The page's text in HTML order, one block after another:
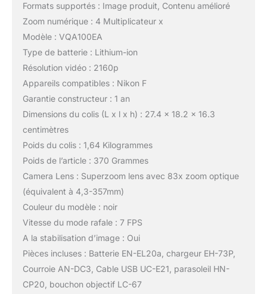
Formats supportés : Image produit, Contenu amélioré
Zoom numérique : 4 Multiplicateur x
Modèle : VQA100EA
Type de batterie : Lithium-ion
Résolution vidéo : 2160p
Appareils compatibles : Nikon F
Garantie constructeur : 1 an
Dimensions du colis (L x l x h) : 27.4 x 18.2 x 16.3
centimètres
Poids du colis : 1,64 Kilogrammes
Poids de l’article : 370 Grammes
Camera Lens : Superzoom lens avec 83x zoom optique
(équivalent à 4,3-357mm)
Couleur du modèle : noir
Vitesse du mode rafale : 7 FPS
A la stabilisation d’image : Oui
Pièces incluses : Batterie EN-EL20a, chargeur EH-73P,
Courroie AN-DC3, Cable USB UC-E21, parasoleil HN-
CP20, bouchon objectif LC-67